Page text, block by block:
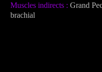
Muscles indirects : Grand
brachial